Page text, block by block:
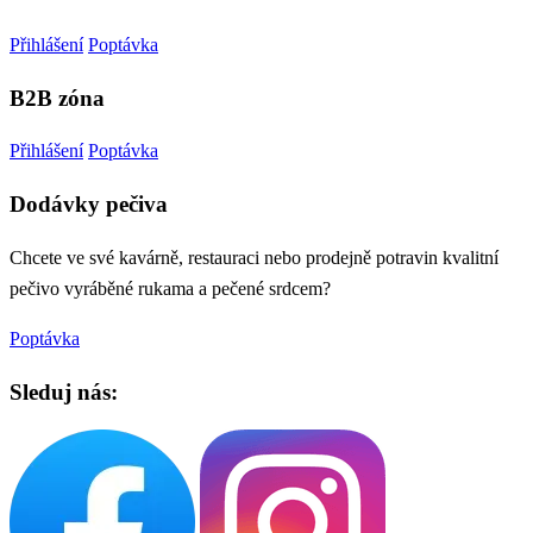
Přihlášení Poptávka
B2B zóna
Přihlášení Poptávka
Dodávky pečiva
Chcete ve své kavárně, restauraci nebo prodejně potravin kvalitní
pečivo vyráběné rukama a pečené srdcem?
Poptávka
Sleduj nás: